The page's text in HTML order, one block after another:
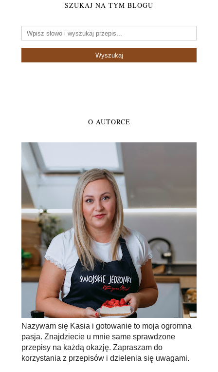
SZUKAJ NA TYM BLOGU
O AUTORCE
Nazywam się Kasia i gotowanie to moja ogromna
pasja. Znajdziecie u mnie same sprawdzone
przepisy na każdą okazję. Zapraszam do
korzystania z przepisów i dzielenia się uwagami.